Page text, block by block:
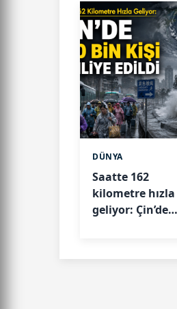
DÜNYA
Saatte 162
kilometre hızla
geliyor: Çin’de